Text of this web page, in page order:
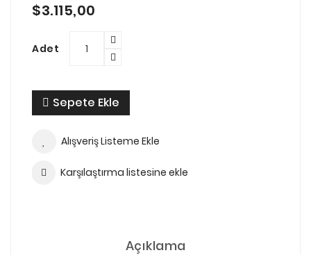
$3.115,00
Adet
Sepete Ekle
Alışveriş Listeme Ekle
Karşılaştırma listesine ekle
Açıklama